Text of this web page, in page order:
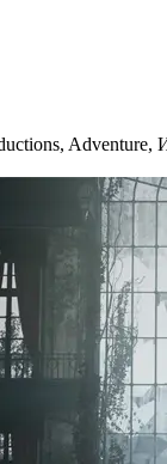
, Adventure,